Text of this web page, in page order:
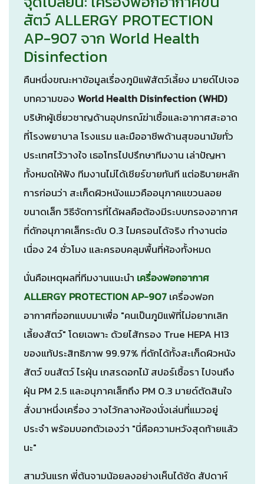
สัตว์ ALLERGY PROTECTION
AP-907 จาก World Health
Disinfection
คืนหนึ่งขณะหาข้อมูลเรื่องภูมิแพ้สัตว์เลี้ยง มายด์ไปเจอ
บทความของ World Health Disinfection (WHD)
บริษัทผู้เชี่ยวชาญด้านอุปกรณ์ฆ่าเชื้อและอากาศสะอาด
ที่โรงพยาบาล โรงแรม และมืออาชีพด้านสุขอนามัยทั่ว
ประเทศไว้วางใจ เธอโทรไปปรึกษาทีมงาน เล่าปัญหา
ทั้งหมดให้ฟัง ทีมงานไม่ได้เชียร์ขายทันที แต่อธิบายหลัก
การก่อนว่า สะเก็ดผิวหนังแมวคืออนุภาคแขวนลอย
ขนาดเล็ก วิธีจัดการที่ได้ผลคือต้องมีระบบกรองอากาศ
ที่ดักอนุภาคเล็กระดับ 0.3 ไมครอนได้จริง ทำงานต่อ
เนื่อง 24 ชั่วโมง และครอบคลุมพื้นที่ห้องทั้งหมด
นั่นคือเหตุผลที่ทีมงานแนะนำ เครื่องฟอกอากาศ
ALLERGY PROTECTION AP-907เครื่องฟอก
อากาศที่ออกแบบมาเพื่อ "คนเป็นภูมิแพ้ที่ไม่อยากเลิก
เลี้ยงสัตว์" โดยเฉพาะ ด้วยไส้กรอง True HEPA H13
ของแท้ประสิทธิภาพ 99.97% ที่ดักได้ทั้งสะเก็ดผิวหนัง
สัตว์ ขนสัตว์ ไรฝุ่น เกสรดอกไม้ สปอร์เชื้อรา ไปจนถึง
ฝุ่น PM 2.5 และอนุภาคเล็กถึง PM 0.3 มายด์ตัดสินใจ
สั่งมาหนึ่งเครื่อง วางไว้กลางห้องนั่งเล่นที่แมวอยู่
ประจำ พร้อมบอกตัวเองว่า "นี่คือความหวังสุดท้ายแล้ว
นะ"
สามวันแรก พี่ต้นจามน้อยลงอย่างเห็นได้ชัด สัปดาห์